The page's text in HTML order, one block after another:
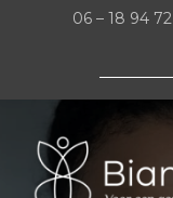
06 – 18 94 72